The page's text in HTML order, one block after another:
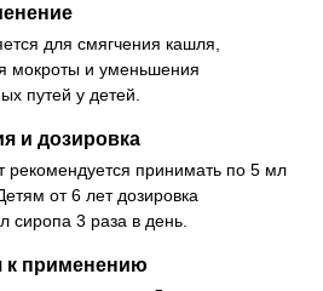
для смягчения кашля,
мокроты и уменьшения
путей у детей.
и дозировка
рекомендуется принимать по 5 мл
от 6 лет дозировка
сиропа 3 раза в день.
к применению